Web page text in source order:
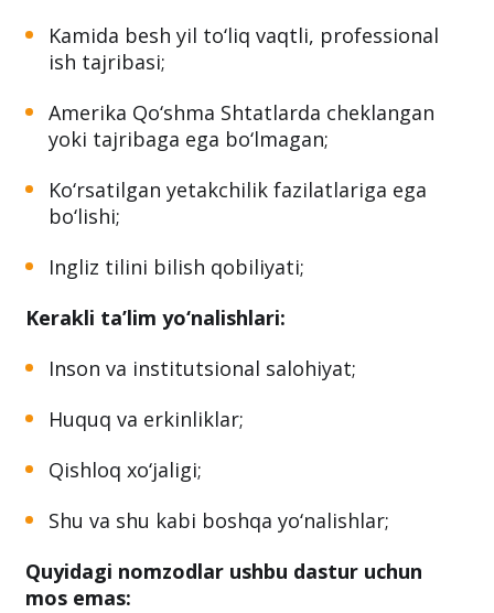
Kamida besh yil to‘liq vaqtli, professional
ish tajribasi;
Amerika Qo‘shma Shtatlarda cheklangan
yoki tajribaga ega bo‘lmagan;
Ko‘rsatilgan yetakchilik fazilatlariga ega
bo‘lishi;
Ingliz tilini bilish qobiliyati;
Kerakli ta’lim yo‘nalishlari:
Inson va institutsional salohiyat;
Huquq va erkinliklar;
Qishloq xo‘jaligi;
Shu va shu kabi boshqa yo‘nalishlar;
Quyidagi nomzodlar ushbu dastur uchun
mos emas: